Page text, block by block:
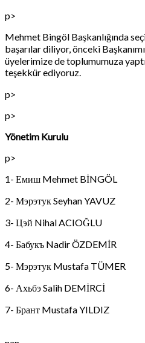
p>
Mehmet Bingöl Başkanlığında
başarılar diliyor, önceki
üyelerimize de toplumumuza
teşekkür ediyoruz.
p>
p>
Yönetim Kurulu
p>
1- Емиш Mehmet BİNGÖL
2- Мэрэтук Seyhan YAVUZ
3- Цэй Nihal ACIOĞLU
4- Бабукъ Nadir ÖZDEMİR
5- Мэрэтук Mustafa TÜMER
6- Ахьбэ Salih DEMİRCİ
7- Брант Mustafa YILDIZ